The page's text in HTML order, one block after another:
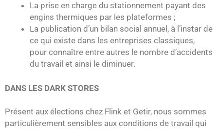
La prise en charge du stationnement payant des
engins thermiques par les plateformes ;
La publication d’un bilan social annuel, à l’instar de
ce qui existe dans les entreprises classiques,
pour connaître entre autres le nombre d’accidents
du travail et ainsi le diminuer.
DANS LES DARK STORES
Présent aux élections chez Flink et Getir, nous sommes
particulièrement sensibles aux conditions de travail qui